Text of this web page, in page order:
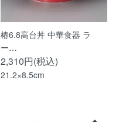
椿6.8高台丼 中華食器 ラ
ー…
2,310円(税込)
21.2×8.5cm